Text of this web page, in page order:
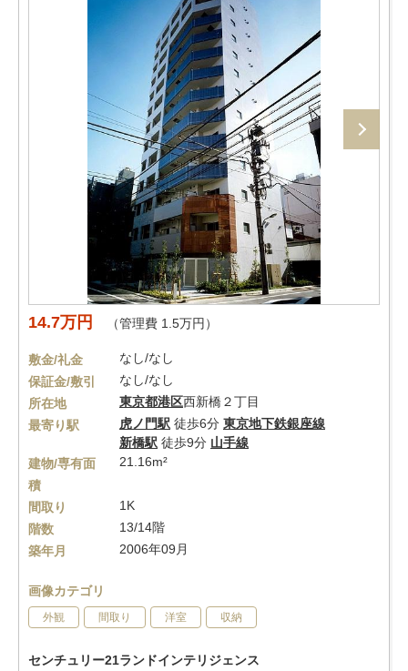
14.7万円 （管理費 1.5万円）
敷金/礼金
なし/なし
保証金/敷引
なし/なし
所在地
東京都港区西新橋２丁目
最寄り駅
虎ノ門駅 徒歩6分 東京地下鉄銀座線
新橋駅 徒歩9分 山手線
建物/専有面
積
21.16m²
間取り
1K
階数
13/14階
築年月
2006年09月
画像カテゴリ
外観 間取り 洋室 収納
センチュリー21ランドインテリジェンス